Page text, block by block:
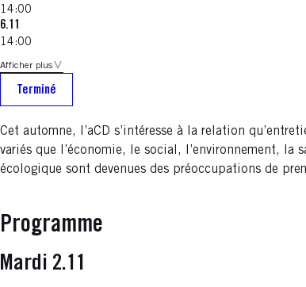
14:00
6.11
14:00
Afficher plus
Terminé
Cet automne, l’aCD s’intéresse à la relation
variés que l’économie, le social, l’environnement,
écologique sont devenues des préoccupations de
Programme
Mardi 2.11